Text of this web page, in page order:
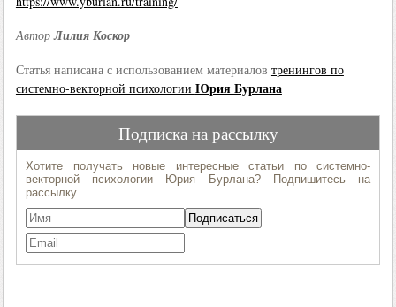
АвторЛилия Коскор
Статья написана с использованием материалов тренингов по
системно-векторной психологии Юрия Бурлана